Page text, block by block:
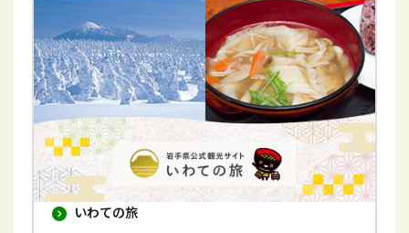
いわての旅
き
ま
す